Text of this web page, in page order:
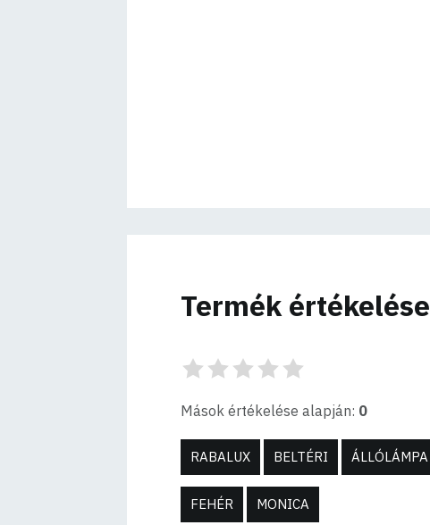
Termék értékelése
Mások értékelése alapján: 0
RABALUX BELTÉRI ÁLLÓLÁMPA
FEHÉR MONICA